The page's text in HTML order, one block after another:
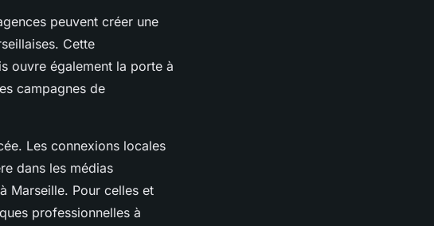
peuvent créer une
Cette
ouvre également la porte à
campagnes de
Les connexions locales
dans les médias
Marseille. Pour celles et
professionnelles à